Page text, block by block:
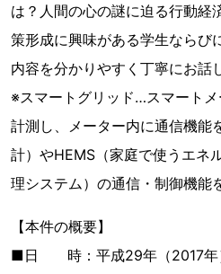
は？人間の心の謎に迫る行動経
策形成に興味がある学生ならび
内容を分かりやすく丁寧にお話
※スマートグリッド…スマート
計測し、メーター内に通信機能
計）やHEMS（家庭で使うエネ
理システム）の通信・制御機能
【本件の概要】
■日 時：平成29年（2017年